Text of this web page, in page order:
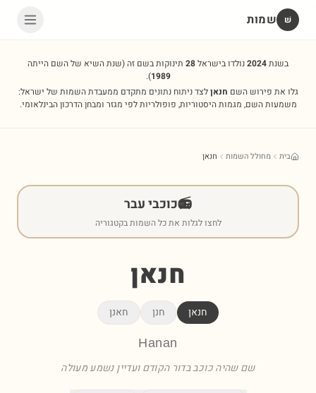
שׁ שמות
בשנת2024נולדו בישראל28 תינוקות בשם זה(שנת השיא של השם הייתה
1989
).
גלו את פירוש השם חנאןלצד ניתוח נתונים מתקדם ממעבדת השמות של ישראל:
משמעות השם, מגמות היסטוריות, פופולריות לפי מגזר ומבחן הדרכון הבינלאומי.
בית מחולל השמות חנאן
📻כוכבי עבר
לחצו לגלות את כל השמות בקטגוריה
חנאן
חנאן חנן חאנן
Hanan
שם שהיה כוכב בדור הקודם ועדיין נשמע מעולה